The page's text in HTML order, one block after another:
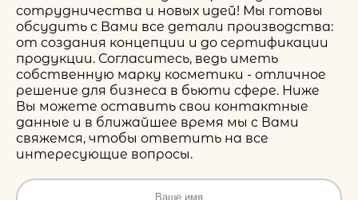
сотрудничества и новых идей! Мы готовы
обсудить с Вами все детали производства:
от создания концепции и до сертификации
продукции. Согласитесь, ведь иметь
собственную марку косметики - отличное
решение для бизнеса в бьюти сфере. Ниже
Вы можете оставить свои контактные
данные и в ближайшее время мы с Вами
свяжемся, чтобы ответить на все
интересующие вопросы.